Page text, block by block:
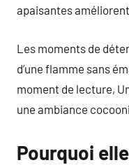
apaisantes
Les moments de
d’une flamme sans
moment de lecture,
une ambiance
Pourquoi